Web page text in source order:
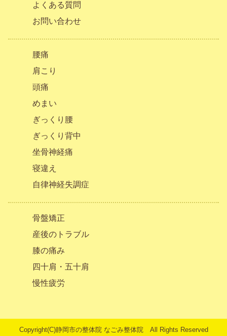
よくある質問
お問い合わせ
腰痛
肩こり
頭痛
めまい
ぎっくり腰
ぎっくり背中
坐骨神経痛
寝違え
自律神経失調症
骨盤矯正
産後のトラブル
膝の痛み
四十肩・五十肩
慢性疲労
Copyright(C)静岡市の整体院 なごみ整体院 All Rights Reserved